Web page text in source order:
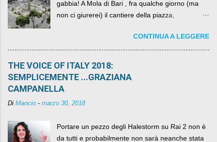
gabbia! A Mola di Bari , fra qualche giorno (ma
non ci giurerei) il cantiere della piazza,
per un numero esorbitante di mesi, non ci sarà
più. C'era una volta Piazza XX Settembre ,
CONTINUA A LEGGERE
THE VOICE OF ITALY 2018:
SEMPLICEMENTE ...GRAZIANA
CAMPANELLA
Di Mancio - marzo 30, 2018
Portare un pezzo degli Halestorm su Rai 2 non è
da tutti e probabilmente non sarà neanche stata